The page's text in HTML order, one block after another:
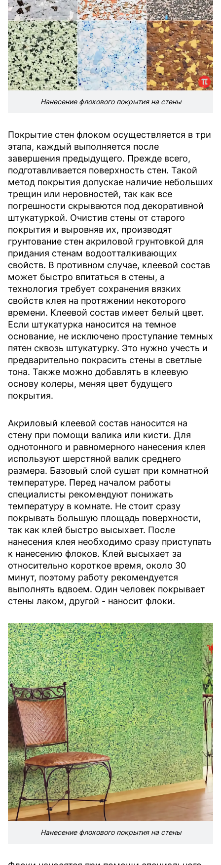
Нанесение флокового покрытия на стены
Покрытие стен флоком осуществляется в три
этапа, каждый выполняется после
завершения предыдущего. Прежде всего,
подготавливается поверхность стен. Такой
метод покрытия допускае наличие небольших
трещин или неровностей, так как все
погрешности скрываются под декоративной
штукатуркой. Очистив стены от старого
покрытия и выровняв их, производят
грунтование стен акриловой грунтовкой для
придания стенам водоотталкивающих
свойств. В противном случае, клеевой состав
может быстро впитаться в стены, а
технология требует сохранения вязких
свойств клея на протяжении некоторого
времени. Клеевой состав имеет белый цвет.
Если штукатурка наносится на темное
основание, не исключено проступание темных
пятен сквозь штукатурку. Это нужно учесть и
предварительно покрасить стены в светлые
тона. Также можно добавлять в клеевую
основу колеры, меняя цвет будущего
покрытия.
Акриловый клеевой состав наносится на
стену при помощи валика или кисти. Для
однотонного и равномерного нанесения клея
используют шерстяной валик среднего
размера. Базовый слой сушат при комнатной
температуре. Перед началом работы
специалисты рекомендуют понижать
температуру в комнате. Не стоит сразу
покрывать большую площадь поверхности,
так как клей быстро высыхает. После
нанесения клея необходимо сразу приступать
к нанесению флоков. Клей высыхает за
относительно короткое время, около 30
минут, поэтому работу рекомендуется
выполнять вдвоем. Один человек покрывает
стены лаком, другой - наносит флоки.
Нанесение флокового покрытия на стены